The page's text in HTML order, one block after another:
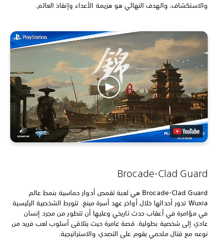
والاستكشاف، والهدف النهائي هو هزيمة الأعداء وإنقاذ العالم.
Brocade-Clad Guard
Brocade-Clad Guard هي لعبة تقمص أدوار حماسية بنمط عالم
Wuxia تدور أحداثها خلال أواخر عهد أسرة مينغ. تتورط الشخصية الرئيسية
في مؤامرة في أعقاب حدث تاريخي وعليها أن تتطور من مجرد إنسان
عادي إلى شخصية بطولية. قصة غامرة حيث يتلاقى أسلوب لعب فريد من
نوعه مع قتال ملحمي يقوم على التصدي والاستراتيجية.